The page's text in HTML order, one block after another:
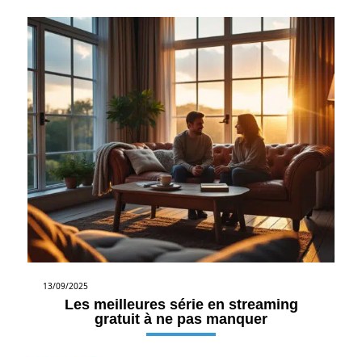
13/09/2025
Les meilleures série en streaming
gratuit à ne pas manquer